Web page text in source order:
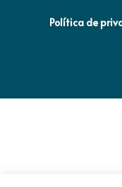
Política de